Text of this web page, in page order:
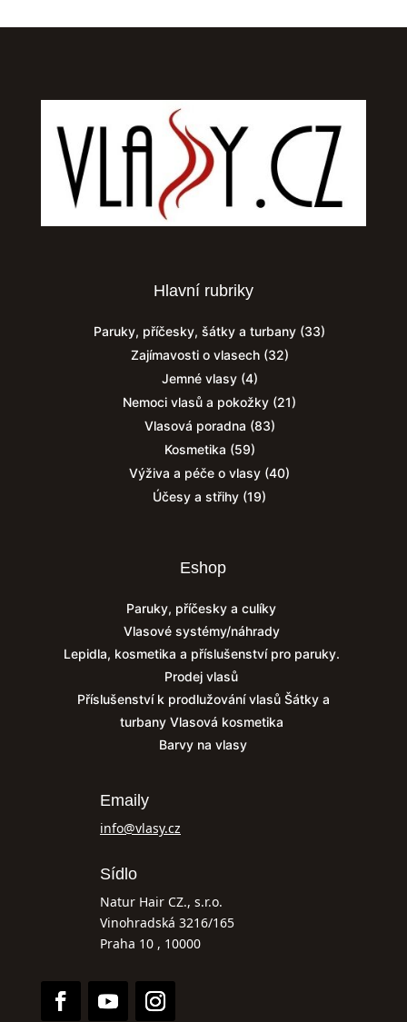
Hlavní rubriky
Paruky, příčesky, šátky a turbany (33)
Zajímavosti o vlasech(32)
Jemné vlasy(4)
Nemoci vlasů a pokožky (21)
Vlasová poradna (83)
Kosmetika (59)
Výživa a péče o vlasy (40)
Účesy a střihy (19)
Eshop
Paruky, příčesky a culíky
Vlasové systémy/náhrady
Lepidla, kosmetika a příslušenství pro paruky.
Prodej vlasů
Příslušenství k prodlužování vlasů Šátky a
turbany Vlasová kosmetika
Barvy na vlasy
Emaily
info@vlasy.cz
Sídlo
Natur Hair CZ., s.r.o.
Vinohradská 3216/165
Praha 10 , 10000